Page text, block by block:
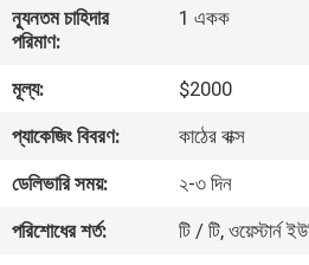
কারখানা
মান
নিয়ন্ত্রণ
ন্যূনতম চাহিদার
পরিমাণ:
1 একক
মূল্য:
$2000
প্যাকেজিং বিবরণ:
কাঠের বাক্স
ডেলিভারি সময়:
২-৩ দিন
পরিশোধের শর্ত:
টি / টি, ওয়েস্টার্ন